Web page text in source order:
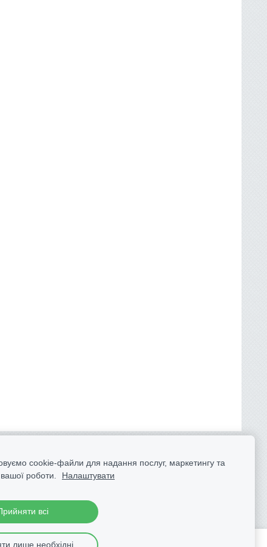
cookie-файли для надання послуг, маркетингу та
роботи.
Налаштувати
всі
лише необхідні